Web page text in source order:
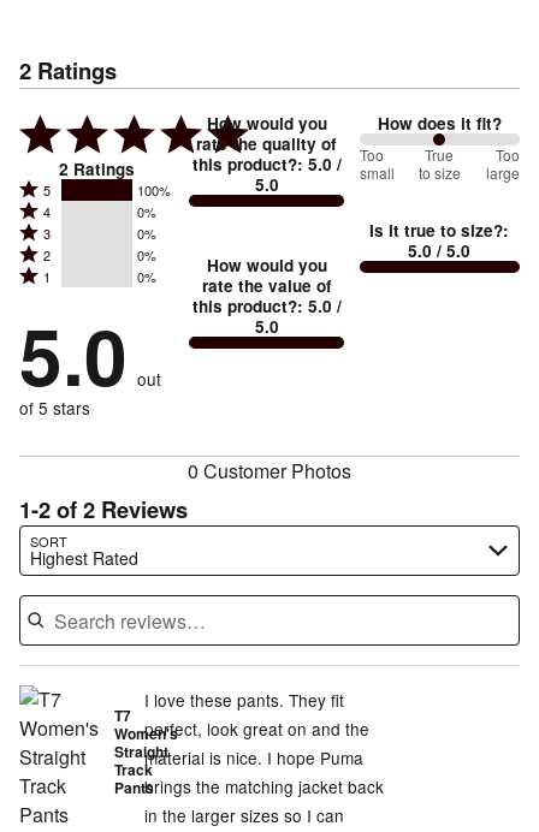
2 Ratings
2 Ratings
Rated
5
stars
by
of
reviewers
5 100%
Rated
4
stars
by
of
reviewers
4 0%
Rated
3
stars
0%
of
reviewers
3 0%
Rated
2
by
0%
of
reviewers
2 0%
Rated
stars
by
0%
of
1 0%
5.0 out
of 5 stars
How would you
rate the quality of
this product?: 5.0 /
5.0
How would you
rate the value of
this product?: 5.0 /
5.0
How does it fit?
100
between
small
and
Too
small
True
to size
Too
large
Is it true to size?:
5.0 / 5.0
0 Customer Photos
1-2 of 2 Reviews
SORT
Highest Rated
Search reviews…
T7
Women's
Straight
Track
Pants
I love these pants. They fit
perfect, look great on and the
material is nice. I hope Puma
brings the matching jacket back
in the larger sizes so I can